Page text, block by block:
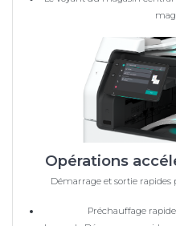
Opérations
Démarrage et sortie
Préchauffage